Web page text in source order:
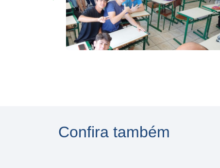
Confira também